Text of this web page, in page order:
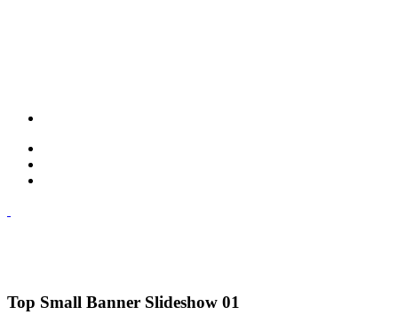
Top Small Banner Slideshow 01